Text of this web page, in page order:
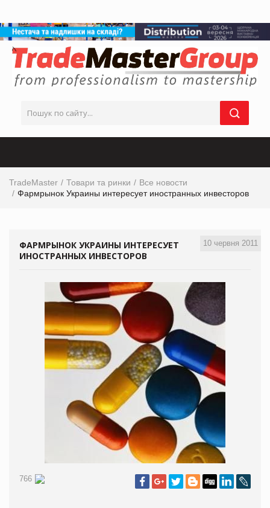
TradeMaster Товари та ринки
Все новости
Фармрынок Украины интересует иностранных инвесторов
10 червня 2011
ФАРМРЫНОК УКРАИНЫ ИНТЕРЕСУЕТ
ИНОСТРАННЫХ ИНВЕСТОРОВ
766